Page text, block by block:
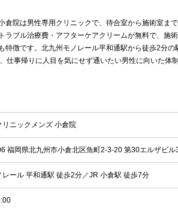
倉院は男性専用クリニックで、待合室から施術室ま
ラブル治療費・アフターケアクリームが無料で、施
特徴です。北九州モノレール平和通駅から徒歩2分の
仕事帰りに人目を気にせず通いたい男性に向いた体制
リニックメンズ 小倉院
福岡県北九州市小倉北区魚町2-3-20 第30エルザビル
レール 平和通駅 徒歩2分／JR 小倉駅 徒歩7分